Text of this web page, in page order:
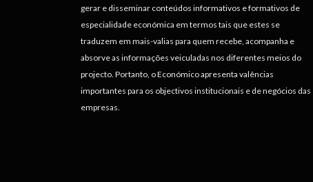
gerar e disseminar conteúdos informativos e formativos de
especialidade económica em termos tais que estes se
traduzem em mais-valias para quem recebe, acompanha e
absorve as informações veiculadas nos diferentes meios do
projecto. Portanto, o Económico apresenta valências
importantes para os objectivos institucionais e de negócios das
empresas.